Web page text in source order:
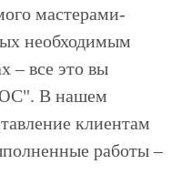
мастерами-
необходимым
– все это вы
В нашем
клиентам
работы –